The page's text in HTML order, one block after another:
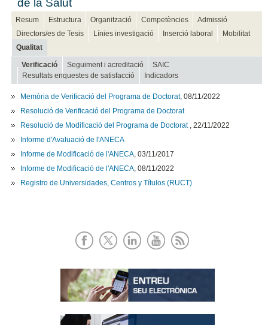
Resum Estructura Organització Competències
Admissió
Directors/es de Tesis
Línies investigació Inserció laboral
Mobilitat
Qualitat
Verificació Seguiment i acreditació
SAIC
Resultats enquestes de satisfacció
Indicadors
Memòria de Verificació del Programa de Doctorat, 08/11/2022
Resolució de Verificació del Programa de Doctorat
Resolució de Modificació del Programa de Doctorat , 22/11/2022
Informe d'Avaluació de l'ANECA
Informe de Modificació de l'ANECA , 03/11/2017
Informe de Modificació de l'ANECA , 08/11/2022
Registro de Universidades, Centros y Títulos (RUCT)